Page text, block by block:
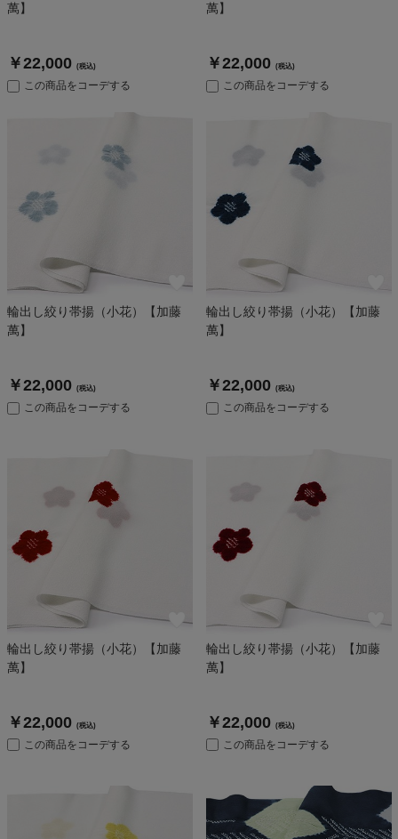
萬】
￥22,000 (税込)
この商品をコーデする
萬】
￥22,000 (税込)
この商品をコーデする
輪出し絞り帯揚（小花）【加藤
萬】
￥22,000 (税込)
この商品をコーデする
輪出し絞り帯揚（小花）【加藤
萬】
￥22,000 (税込)
この商品をコーデする
輪出し絞り帯揚（小花）【加藤
萬】
￥22,000 (税込)
この商品をコーデする
輪出し絞り帯揚（小花）【加藤
萬】
￥22,000 (税込)
この商品をコーデする